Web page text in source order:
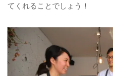
てくれることでしょう！